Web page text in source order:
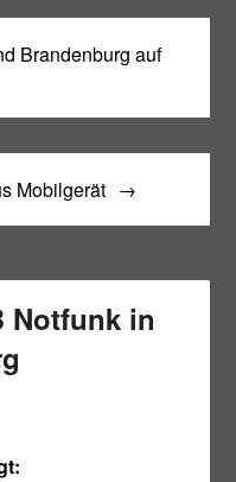
Brandenburg auf
Mobilgerät
Notfunk in